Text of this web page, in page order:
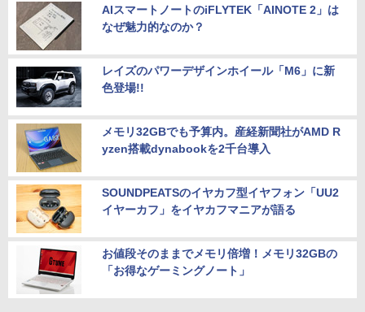
AIスマートノートのiFLYTEK「AINOTE 2」は
なぜ魅力的なのか？
レイズのパワーデザインホイール「M6」に新
色登場!!
メモリ32GBでも予算内。産経新聞社がAMD R
yzen搭載dynabookを2千台導入
SOUNDPEATSのイヤカフ型イヤフォン「UU2
イヤーカフ」をイヤカフマニアが語る
お値段そのままでメモリ倍増！メモリ32GBの
「お得なゲーミングノート」